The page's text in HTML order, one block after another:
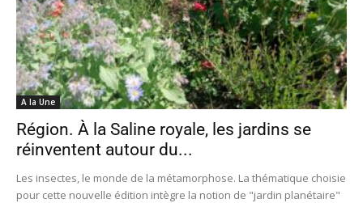
A la Une
Région. À la Saline royale, les jardins se
réinventent autour du...
Les insectes, le monde de la métamorphose. La thématique choisie
pour cette nouvelle édition intègre la notion de "jardin planétaire"